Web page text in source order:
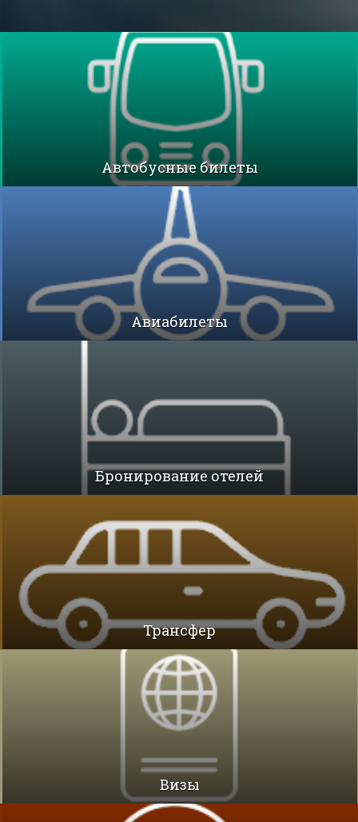
Автобусные билеты
Авиабилеты
Бронирование отелей
Трансфер
Визы